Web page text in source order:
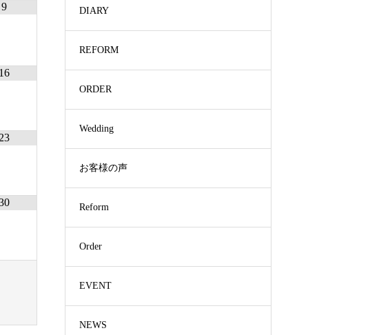
9
16
23
DIARY
REFORM
ORDER
Wedding
お客様の声
Reform
Order
EVENT
NEWS